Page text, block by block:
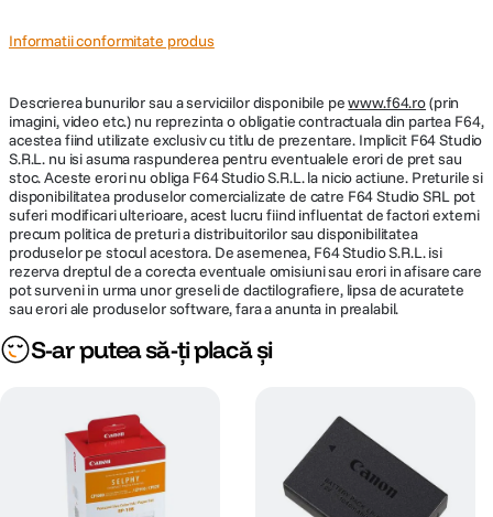
Informatii conformitate produs
Descrierea bunurilor sau a serviciilor disponibile pewww.f64.ro(prin
imagini, video etc.) nu reprezinta o obligatie contractuala din partea F64,
acestea fiind utilizate exclusiv cu titlu de prezentare. Implicit F64 Studio
S.R.L. nu isi asuma raspunderea pentru eventualele erori de pret sau
stoc. Aceste erori nu obliga F64 Studio S.R.L. la nicio actiune. Preturile si
disponibilitatea produselor comercializate de catre F64 Studio SRL pot
suferi modificari ulterioare, acest lucru fiind influentat de factori externi
precum politica de preturi a distribuitorilor sau disponibilitatea
produselor pe stocul acestora. De asemenea, F64 Studio S.R.L. isi
rezerva dreptul de a corecta eventuale omisiuni sau erori in afisare care
pot surveni in urma unor greseli de dactilografiere, lipsa de acuratete
sau erori ale produselor software, fara a anunta in prealabil.
S-ar putea să-ți placă și